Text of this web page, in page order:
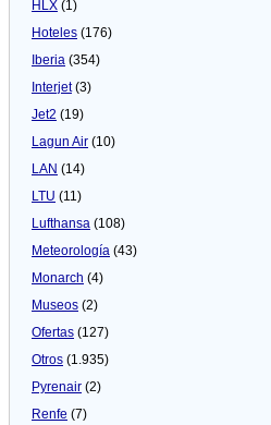
HLX (1)
Hoteles (176)
Iberia (354)
Interjet(3)
Jet2 (19)
Lagun Air (10)
LAN (14)
LTU (11)
Lufthansa (108)
Meteorologí­a (43)
Monarch (4)
Museos (2)
Ofertas (127)
Otros (1.935)
Pyrenair (2)
Renfe (7)